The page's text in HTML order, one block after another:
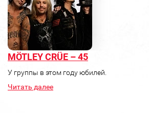
MÖTLEY CRÜE – 45
У группы в этом году юбилей.
Читать далее